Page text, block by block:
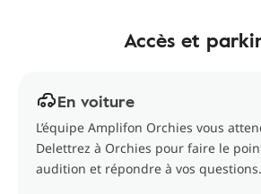
Accès et
En voiture
L’équipe Amplifon Orchies vous
Delettrez à Orchies pour faire le
audition et répondre à vos questions.